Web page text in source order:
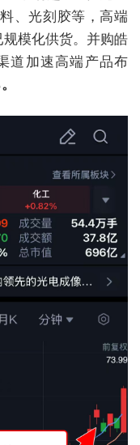
、光刻胶等，高端
模化供货。并购皓
道加速高端产品布